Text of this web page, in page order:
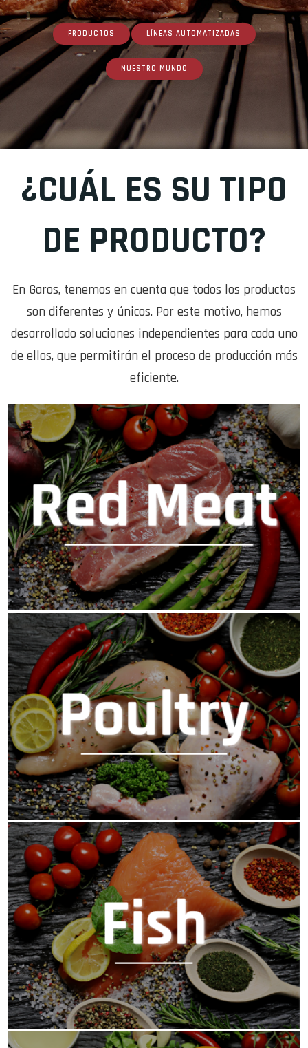
PRODUCTOS LÍNEAS AUTOMATIZADAS
NUESTRO MUNDO
¿CUÁL ES SU TIPO
DE PRODUCTO?
En Garos, tenemos en cuenta que todos los productos
son diferentes y únicos. Por este motivo, hemos
desarrollado soluciones independientes para cada uno
de ellos, que permitirán el proceso de producción más
eficiente.